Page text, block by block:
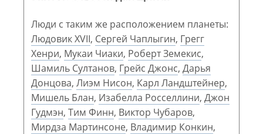
Люди с таким же расположением планеты:
Людовик XVII, Сергей Чаплыгин, Грегг
Хенри, Мукаи Чиаки, Роберт Земекис,
Шамиль Султанов, Грейс Джонс, Дарья
Донцова, Лиэм Нисон, Карл Ландштейнер,
Мишель Блан, Изабелла Росселлини, Джон
Гудмэн, Тим Финн, Виктор Чубаров,
Мирдза Мартинсоне, Владимир Конкин,